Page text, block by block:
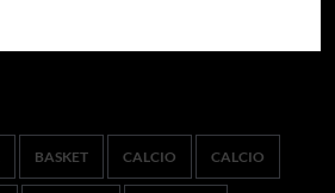
BASKET CALCIO CALCIO